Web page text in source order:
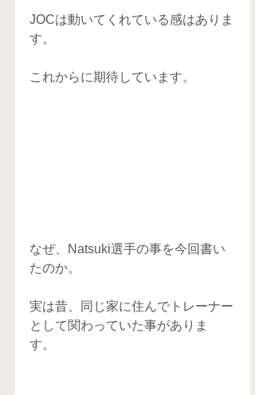
JOCは動いてくれている感はありま
す。
これからに期待しています。
なぜ、Natsuki選手の事を今回書い
たのか。
実は昔、同じ家に住んでトレーナー
として関わっていた事がありま
す。